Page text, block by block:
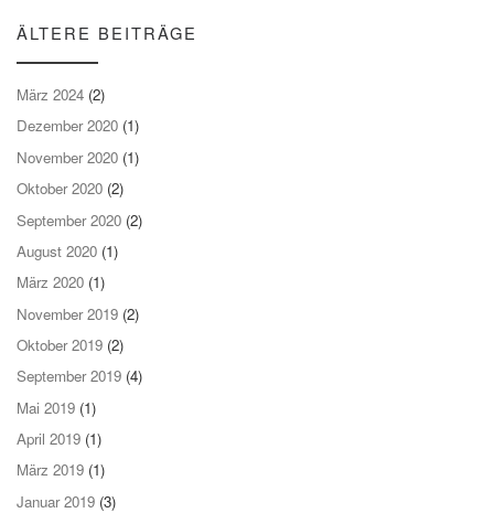
ÄLTERE BEITRÄGE
März 2024 (2)
Dezember 2020 (1)
November 2020 (1)
Oktober 2020 (2)
September 2020 (2)
August 2020 (1)
März 2020 (1)
November 2019 (2)
Oktober 2019 (2)
September 2019 (4)
Mai 2019 (1)
April 2019 (1)
März 2019 (1)
Januar 2019 (3)